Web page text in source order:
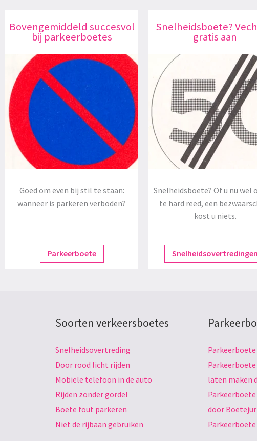
Bovengemiddeld succesvol
bij parkeerboetes
Goed om even bij stil te staan:
wanneer is parkeren verboden?
Parkeerboete
Snelheidsboete?
gratis aan
Snelheidsboete? Of u nu wel
te hard reed, een
kost u niets.
Snelheidsovertredingen
Soorten verkeersboetes
Snelheidsovertreding
Door rood licht rijden
Mobiele telefoon in de auto
Rijden zonder gordel
Boete fout parkeren
Niet de rijbaan gebruiken
laten maken
Parkeerboete
door